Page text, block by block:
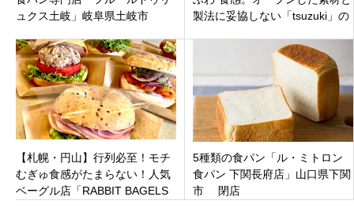
ュクス土岐」岐阜県土岐市
製法に妥協しない「tsuzuki」の
【札幌・円山】行列必至！モチ
むぎゅ食感がたまらない！人気
ベーグル店「RABBIT BAGELS
5種類の食パン「ル・ミトロン
食パン 下関長府店」山口県下関
市 閉店